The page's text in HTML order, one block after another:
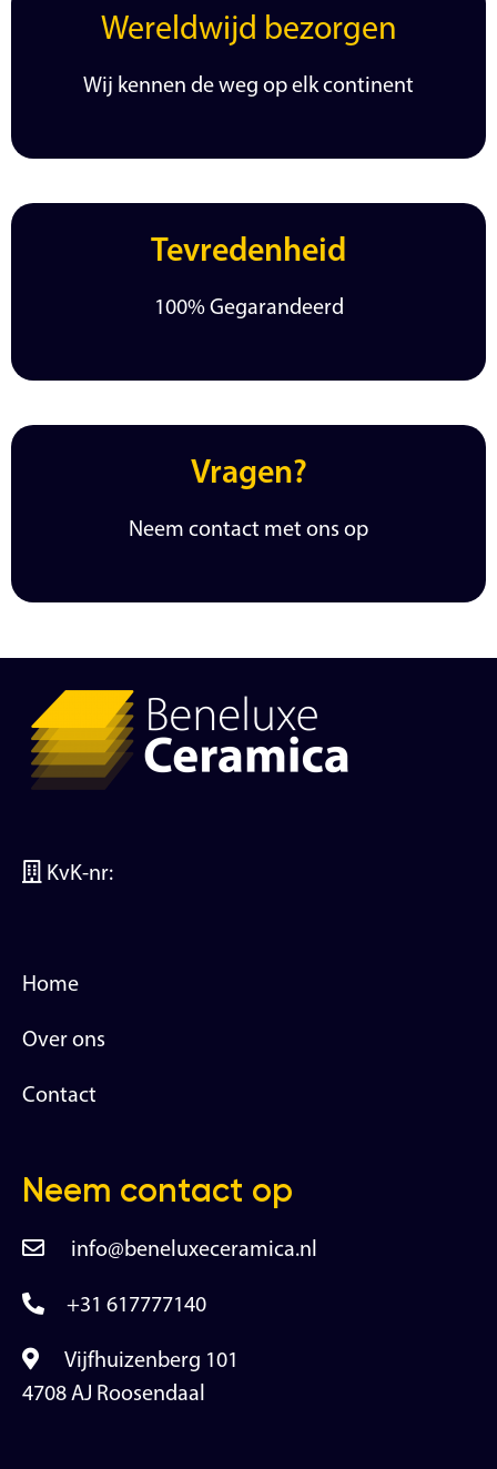
Wereldwijd bezorgen
Wij kennen de weg op elk continent
Tevredenheid
100% Gegarandeerd
Vragen?
Neem contact met ons op
KvK-nr:
Home
Over ons
Contact
Neem contact op
info@beneluxeceramica.nl
+31 617777140
Vijfhuizenberg 101
4708 AJ Roosendaal